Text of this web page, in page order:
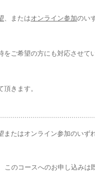
、またはオンライン参加のい
をご希望の方にも対応させ
きます。
たはオンライン参加のいず
このコースへのお申し込みは